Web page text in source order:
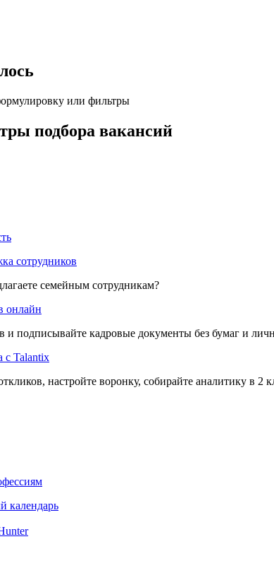
или фильтры
подбора вакансий
сотрудников
семейным сотрудникам?
онлайн
и подписывайте кадровые документы без бумаг и
с Talantix
настройте воронку, собирайте аналитику в 2
календарь